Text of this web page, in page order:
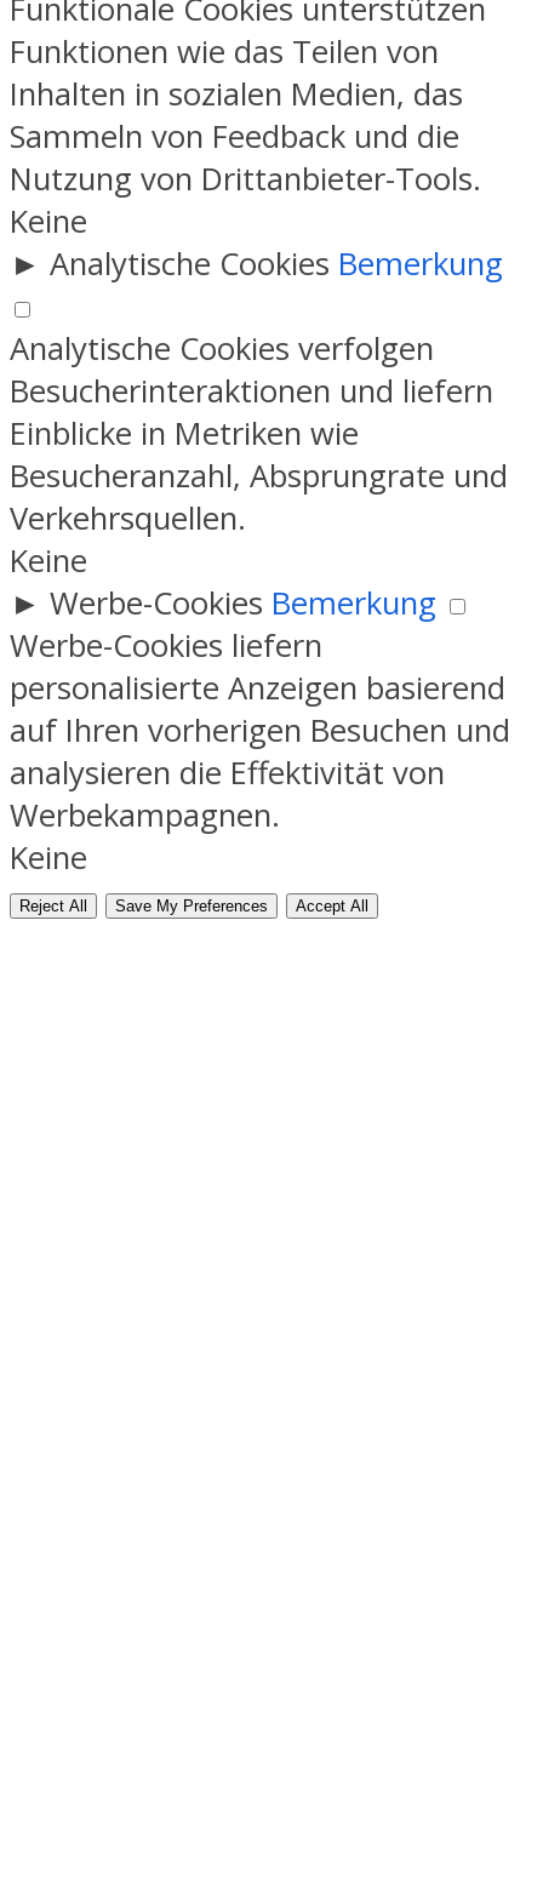
Funktionale Cookies unterstützen
Funktionen wie das Teilen von
Inhalten in sozialen Medien, das
Sammeln von Feedback und die
Nutzung von Drittanbieter-Tools.
Keine
► Analytische Cookies Bemerkung
Analytische Cookies verfolgen
Besucherinteraktionen und liefern
Einblicke in Metriken wie
Besucheranzahl, Absprungrate und
Verkehrsquellen.
Keine
► Werbe-Cookies Bemerkung
Werbe-Cookies liefern
personalisierte Anzeigen basierend
auf Ihren vorherigen Besuchen und
analysieren die Effektivität von
Werbekampagnen.
Keine
Reject All Save My Preferences Accept All